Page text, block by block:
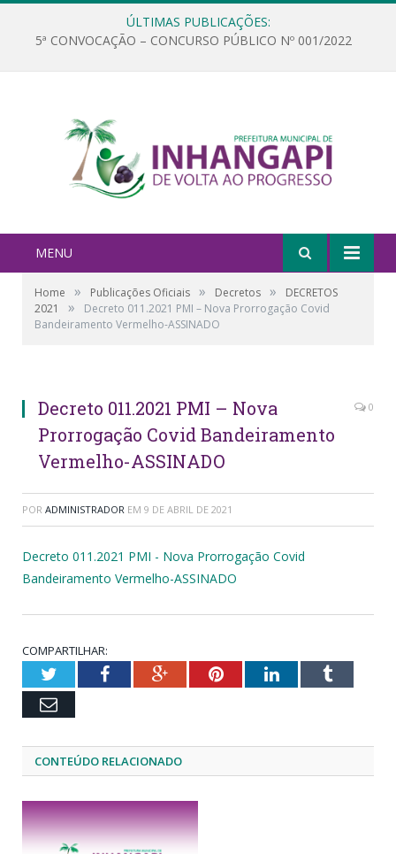
ÚLTIMAS PUBLICAÇÕES:
5ª CONVOCAÇÃO – CONCURSO PÚBLICO Nº 001/2022
MENU
Home » Publicações Oficiais » Decretos »
DECRETOS
2021
»
Decreto 011.2021 PMI – Nova Prorrogação Covid
Bandeiramento Vermelho-ASSINADO
Decreto 011.2021 PMI – Nova
Prorrogação Covid Bandeiramento
Vermelho-ASSINADO
0
POR ADMINISTRADOR EM 9 DE ABRIL DE 2021
Decreto 011.2021 PMI - Nova Prorrogação Covid
Bandeiramento Vermelho-ASSINADO
COMPARTILHAR:
TwitterFacebookGoogle+PinterestLinkedInTumblr
Email
CONTEÚDO RELACIONADO